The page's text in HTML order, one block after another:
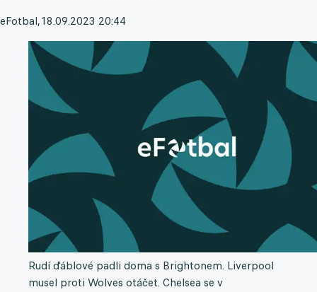
eFotbal,18.09.2023 20:44
Rudí ďáblové padli doma s Brightonem. Liverpool
musel proti Wolves otáčet. Chelsea se v